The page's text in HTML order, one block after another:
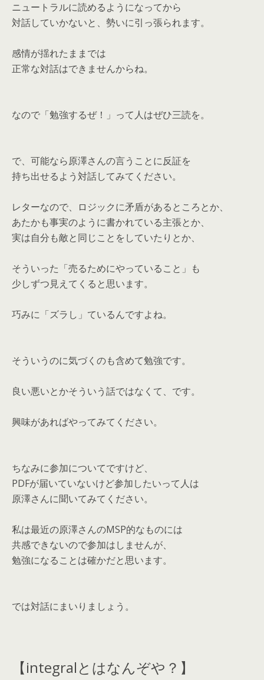
ニュートラルに読めるようになってから
対話していかないと、勢いに引っ張られます。
感情が揺れたままでは
正常な対話はできませんからね。
なので「勉強するぜ！」って人はぜひ三読を。
で、可能なら原澤さんの言うことに反証を
持ち出せるよう対話してみてください。
レターなので、ロジックに矛盾があるところとか、
あたかも事実のように書かれている主張とか、
実は自分も敵と同じことをしていたりとか、
そういった「売るためにやっていること」も
少しずつ見えてくると思います。
巧みに「ズラし」ているんですよね。
そういうのに気づくのも含めて勉強です。
良い悪いとかそういう話ではなくて、です。
興味があればやってみてください。
ちなみに参加についてですけど、
PDFが届いていないけど参加したいって人は
原澤さんに聞いてみてください。
私は最近の原澤さんのMSP的なものには
共感できないので参加はしませんが、
勉強になることは確かだと思います。
では対話にまいりましょう。
【integralとはなんぞや？】